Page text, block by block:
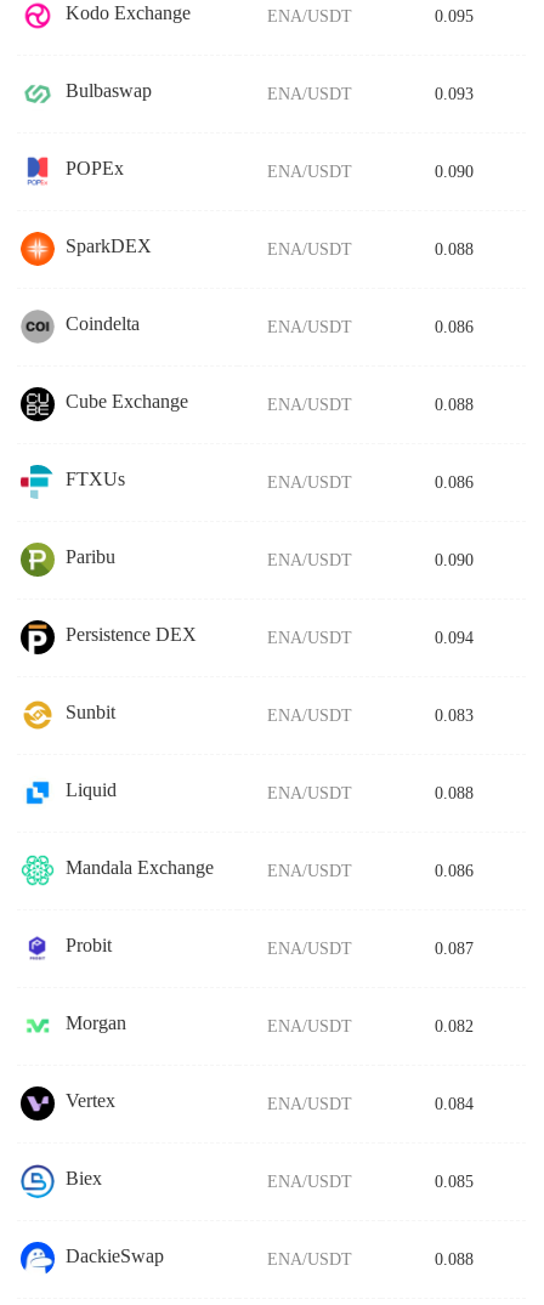
Kodo Exchange ENA/USDT 0.095
Bulbaswap ENA/USDT 0.093
POPEx ENA/USDT 0.090
SparkDEX ENA/USDT 0.088
Coindelta ENA/USDT 0.086
Cube Exchange ENA/USDT 0.088
FTXUs ENA/USDT 0.086
Paribu ENA/USDT 0.090
Persistence DEX ENA/USDT 0.094
Sunbit ENA/USDT 0.083
Liquid ENA/USDT 0.088
Mandala Exchange ENA/USDT 0.086
Probit ENA/USDT 0.087
Morgan ENA/USDT 0.082
Vertex ENA/USDT 0.084
Biex ENA/USDT 0.085
DackieSwap ENA/USDT 0.088